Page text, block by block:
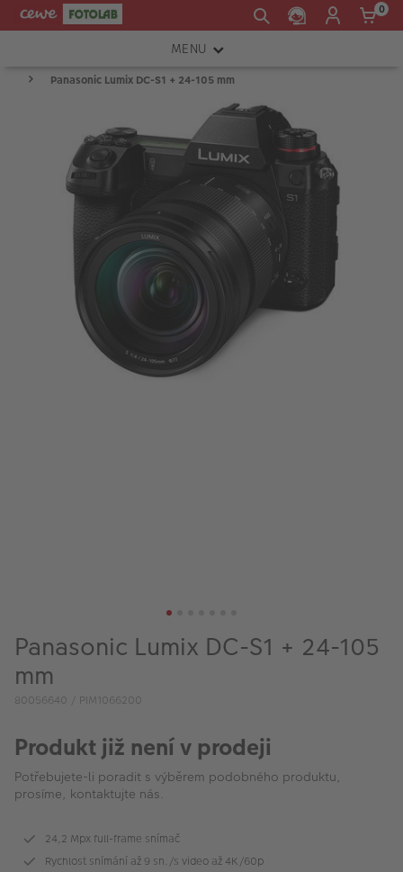
0
MENU
FOTOAPARÁTY
INSTAX™
TISKÁRNY A SKENERY
PŘÍSLUŠENSTVÍ
Panasonic Lumix DC-S1 + 24-105 mm
Panasonic Lumix DC-S1 + 24-105
mm
80056640 / PIM1066200
Produkt již není v prodeji
Potřebujete-li poradit s výběrem podobného produktu,
prosíme, kontaktujte nás.
24,2 Mpx full-frame snímač
Rychlost snímání až 9 sn./s video až 4K/60p